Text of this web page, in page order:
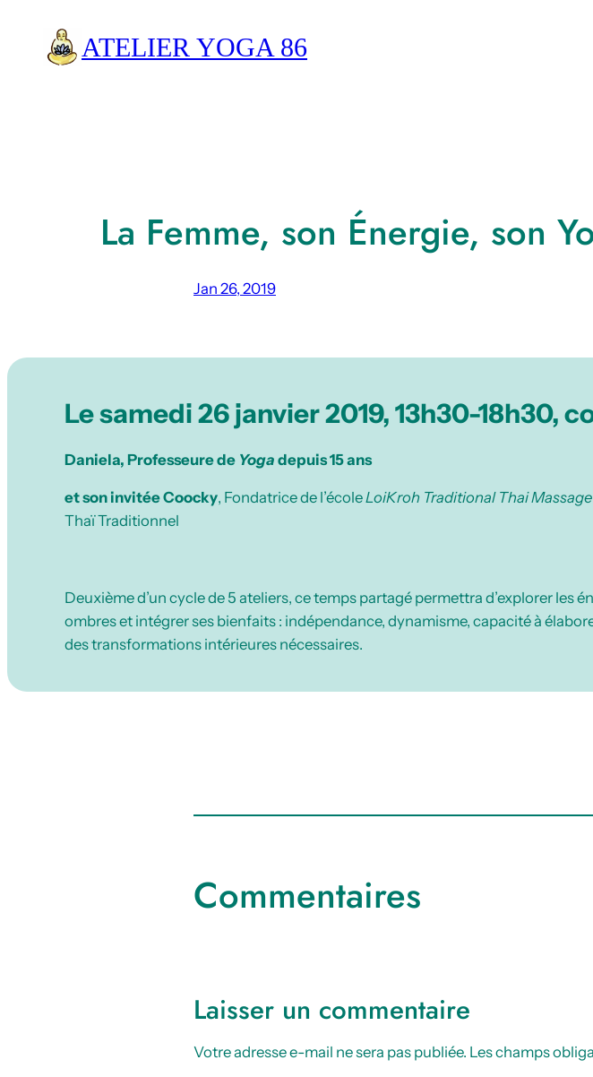
ATELIER YOGA 86
La Femme, son Énergie, son
Jan 26, 2019
Le samedi 26 janvier 2019, 13h30-18h30,
Daniela, Professeure de Yoga depuis 15 ans
et son invitéeCoocky, Fondatrice de l’écoleLoiKroh Traditional Thai
Thaï Traditionnel
Deuxième d’un cycle de 5 ateliers, ce temps partagé permettra d’explorer les
ombres et intégrer ses bienfaits : indépendance, dynamisme, capacité à
des transformations intérieures nécessaires.
Commentaires
Laisser un commentaire
Votre adresse e-mail ne sera pas publiée. Les champs